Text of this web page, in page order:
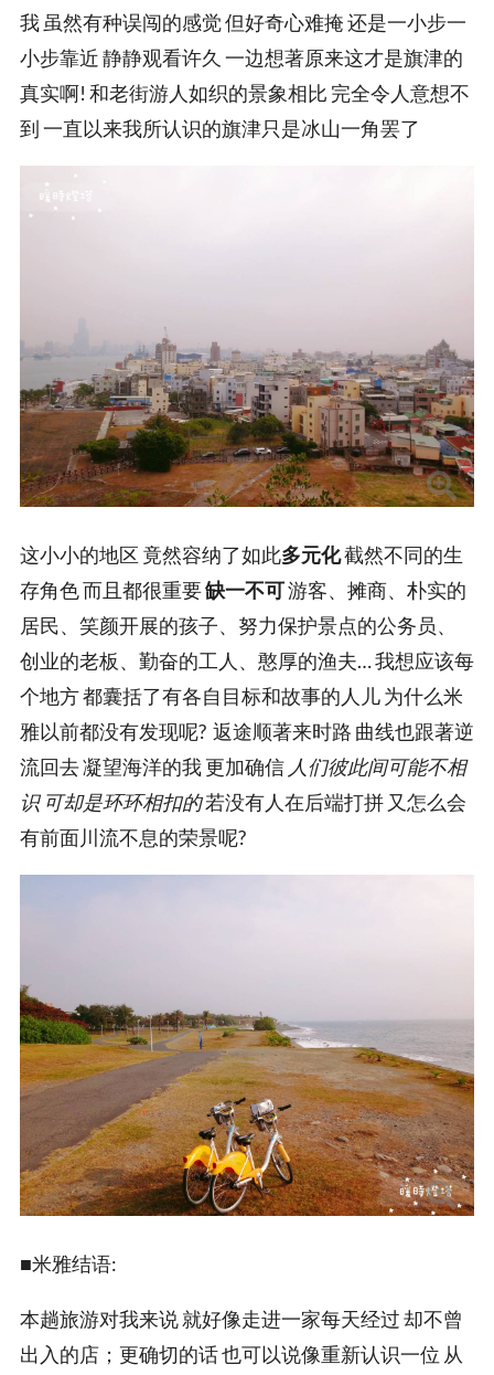
我 虽然有种误闯的感觉 但好奇心难掩 还是一小步一
小步靠近 静静观看许久 一边想著原来这才是旗津的
真实啊! 和老街游人如织的景象相比 完全令人意想不
到 一直以来我所认识的旗津只是冰山一角罢了
这小小的地区 竟然容纳了如此多元化截然不同的生
存角色 而且都很重要缺一不可游客、摊商、朴实的
居民、笑颜开展的孩子、努力保护景点的公务员、
创业的老板、勤奋的工人、憨厚的渔夫… 我想应该每
个地方 都囊括了有各自目标和故事的人儿 为什么米
雅以前都没有发现呢? 返途顺著来时路 曲线也跟著逆
流回去 凝望海洋的我 更加确信 人们彼此间可能不相
识 可却是环环相扣的若没有人在后端打拼 又怎么会
有前面川流不息的荣景呢?
■米雅结语:
本趟旅游对我来说 就好像走进一家每天经过 却不曾
出入的店；更确切的话 也可以说像重新认识一位 从